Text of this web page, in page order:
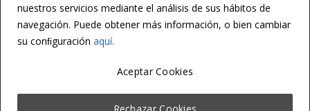
nuestros servicios mediante el análisis de sus hábitos de
navegación. Puede obtener más información, o bien cambiar
su conﬁguración aquí.
Rechazar Cookies
Aceptar Cookies